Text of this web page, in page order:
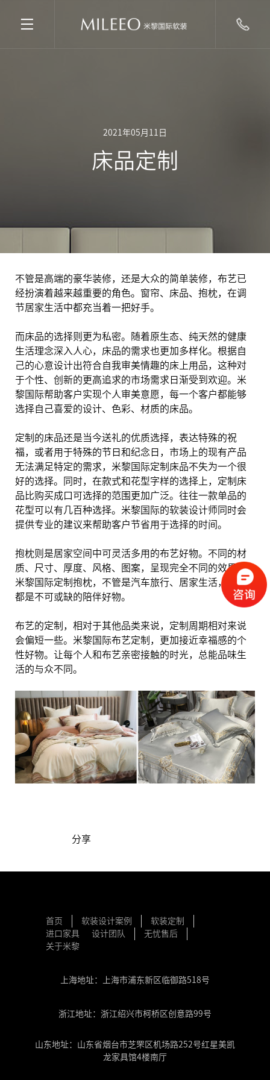
2021年05月11日
床品定制
不管是高端的豪华装修，还是大众的简单装修，布艺已
经扮演着越来越重要的角色。窗帘、床品、抱枕，在调
节居家生活中都充当着一把好手。
而床品的选择则更为私密。随着原生态、纯天然的健康
生活理念深入人心，床品的需求也更加多样化。根据自
己的心意设计出符合自我审美情趣的床上用品，这种对
于个性、创新的更高追求的市场需求日渐受到欢迎。米
黎国际帮助客户实现个人审美意愿，每一个客户都能够
选择自己喜爱的设计、色彩、材质的床品。
定制的床品还是当今送礼的优质选择，表达特殊的祝
福，或者用于特殊的节日和纪念日，市场上的现有产品
无法满足特定的需求，米黎国际定制床品不失为一个很
好的选择。同时，在款式和花型字样的选择上，定制床
品比购买成口可选择的范围更加广泛。往往一款单品的
花型可以有几百种选择。米黎国际的软装设计师同时会
提供专业的建议来帮助客户节省用于选择的时间。
抱枕则是居家空间中可灵活多用的布艺好物。不同的材
质、尺寸、厚度、风格、图案，呈现完全不同的效果。
米黎国际定制抱枕，不管是汽车旅行、居家生活，抱枕
都是不可或缺的陪伴好物。
布艺的定制，相对于其他品类来说，定制周期相对来说
会偏短一些。米黎国际布艺定制，更加接近幸福感的个
性好物。让每个人和布艺亲密接触的时光，总能品味生
活的与众不同。
分享
首页 软装设计案例
软装定制
进口家具
设计团队
无忧售后
关于米黎
上海地址：上海市浦东新区临御路518号
浙江地址：浙江绍兴市柯桥区创意路99号
山东地址：山东省烟台市芝罘区机场路252号红星美凯
龙家具馆4楼南厅